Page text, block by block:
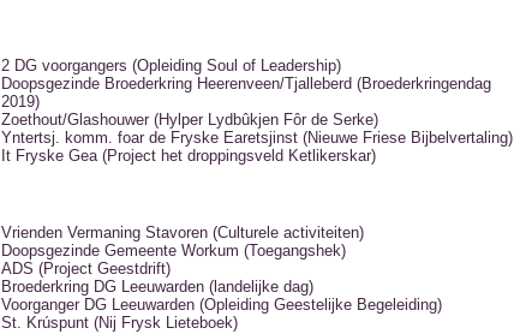
2 DG voorgangers (Opleiding Soul of Leadership)
Doopsgezinde Broederkring Heerenveen/Tjalleberd (Broederkringendag
2019)
Zoethout/Glashouwer (Hylper Lydbûkjen Fôr de Serke)
Yntertsj. komm. foar de Fryske Earetsjinst (Nieuwe Friese Bijbelvertaling)
It Fryske Gea (Project het droppingsveld Ketlikerskar)
Vrienden Vermaning Stavoren (Culturele activiteiten)
Doopsgezinde Gemeente Workum (Toegangshek)
ADS (Project Geestdrift)
Broederkring DG Leeuwarden (landelijke dag)
Voorganger DG Leeuwarden (Opleiding Geestelijke Begeleiding)
St. Krúspunt (Nij Frysk Lieteboek)